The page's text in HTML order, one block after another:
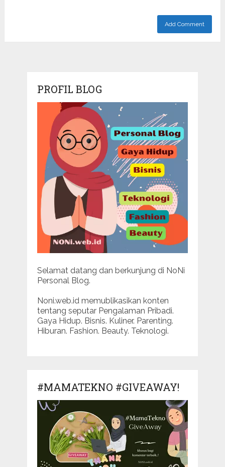
PROFIL BLOG
Selamat datang dan berkunjung di NoNi
Personal Blog.
Noni.web.id memublikasikan konten
tentang seputar Pengalaman Pribadi.
Gaya Hidup. Bisnis. Kuliner. Parenting.
Hiburan. Fashion. Beauty. Teknologi.
#MAMATEKNO #GIVEAWAY!